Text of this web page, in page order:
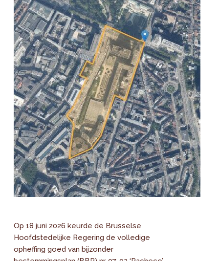
Op 18 juni 2026 keurde de Brusselse
Hoofdstedelijke Regering de volledige
opheffing goed van bijzonder